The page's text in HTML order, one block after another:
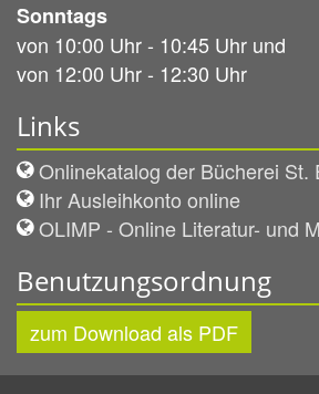
Sonntags
von 10:00 Uhr - 10:45 Uhr und
von 12:00 Uhr - 12:30 Uhr
Links
Onlinekatalog der Bücherei St.
Ihr Ausleihkonto online
OLIMP - Online Literatur- und
Benutzungsordnung
zum Download als PDF